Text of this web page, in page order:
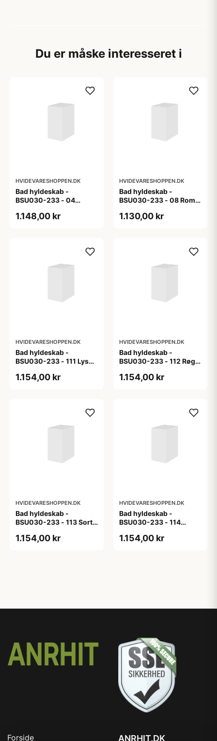
Du er måske interesseret i
HVIDEVARESHOPPEN.DK
Bad hyldeskab -
BSU030-233 - 04
1.148,00 kr
HVIDEVARESHOPPEN.DK
Bad hyldeskab -
BSU030-233 - 08 Roma
1.130,00 kr
HVIDEVARESHOPPEN.DK
Bad hyldeskab -
BSU030-233 - 111 Lys
1.154,00 kr
HVIDEVARESHOPPEN.DK
Bad hyldeskab -
BSU030-233 - 112 Røget
1.154,00 kr
HVIDEVARESHOPPEN.DK
Bad hyldeskab -
BSU030-233 - 113 Sort
1.154,00 kr
HVIDEVARESHOPPEN.DK
Bad hyldeskab -
BSU030-233 - 114
m/eg ABS-kant
1.154,00 kr
Forside ANRHIT.DK